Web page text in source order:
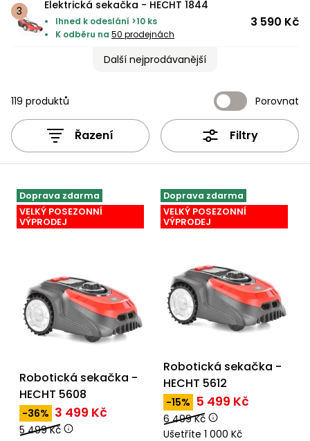
Vysokotlaké
čističe
Rozmetadla
a posypové
vozíky
Zametací
Sněhové
frézy
škrabky
na led
Příslušenství
klimatizace
Příslušenství
Topidla
a kladky
Elektrická sekačka - HECHT 1844
Ihned k odeslání >10 ks
K odběru na 50 prodejnách
3 590 Kč
Další nejprodávanější
Porovnat
119 produktů
Řazení Filtry
Doprava zdarma
VELKÝ POSEZONNÍ
VÝPRODEJ
Robotická sekačka -
HECHT 5608
-36% 3 499 Kč
5 499 Kč
Doprava zdarma
VELKÝ POSEZONNÍ
VÝPRODEJ
Robotická sekačka -
HECHT 5612
-15% 5 499 Kč
6 499 Kč
Ušetříte 1 000 Kč